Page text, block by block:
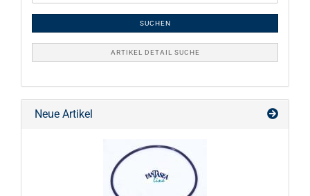
SUCHEN
ARTIKEL DETAIL SUCHE
Neue Artikel